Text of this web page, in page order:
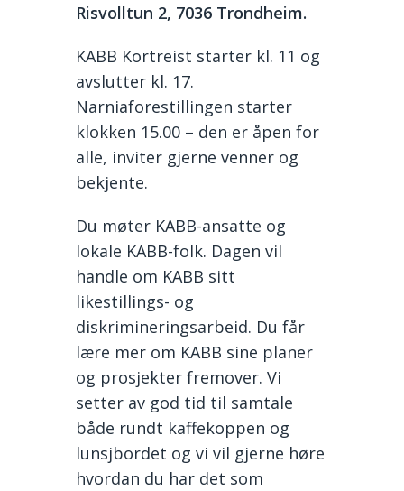
Risvolltun 2, 7036 Trondheim.
KABB Kortreist starter kl. 11 og
avslutter kl. 17.
Narniaforestillingen starter
klokken 15.00 – den er åpen for
alle, inviter gjerne venner og
bekjente.
Du møter KABB-ansatte og
lokale KABB-folk. Dagen vil
handle om KABB sitt
likestillings- og
diskrimineringsarbeid. Du får
lære mer om KABB sine planer
og prosjekter fremover. Vi
setter av god tid til samtale
både rundt kaffekoppen og
lunsjbordet og vi vil gjerne høre
hvordan du har det som